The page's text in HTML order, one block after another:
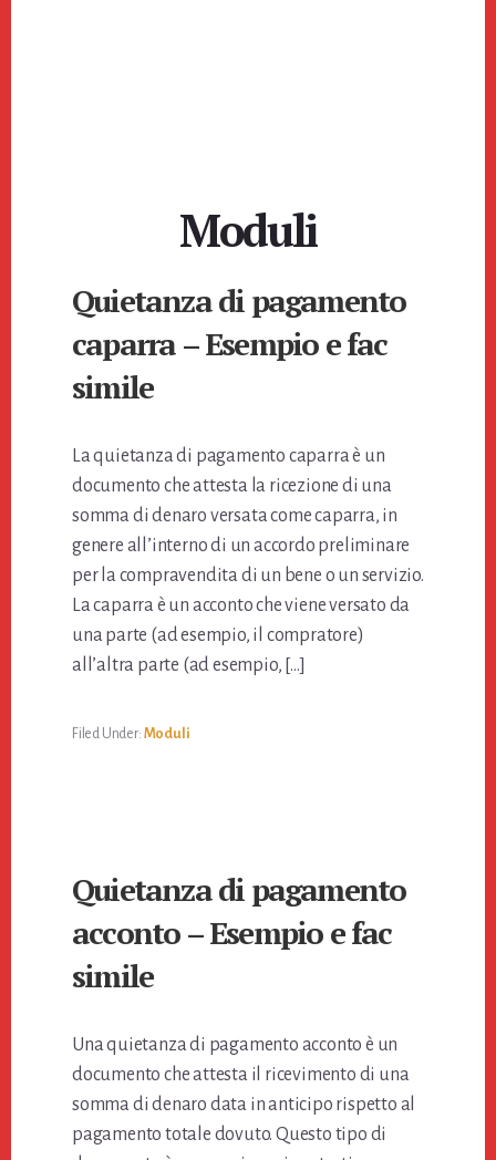
Moduli
Quietanza di pagamento
caparra – Esempio e fac
simile
La quietanza di pagamento caparra è un
documento che attesta la ricezione di una
somma di denaro versata come caparra, in
genere all’interno di un accordo preliminare
per la compravendita di un bene o un servizio.
La caparra è un acconto che viene versato da
una parte (ad esempio, il compratore)
all’altra parte (ad esempio, […]
Filed Under: Moduli
Quietanza di pagamento
acconto – Esempio e fac
simile
Una quietanza di pagamento acconto è un
documento che attesta il ricevimento di una
somma di denaro data in anticipo rispetto al
pagamento totale dovuto. Questo tipo di